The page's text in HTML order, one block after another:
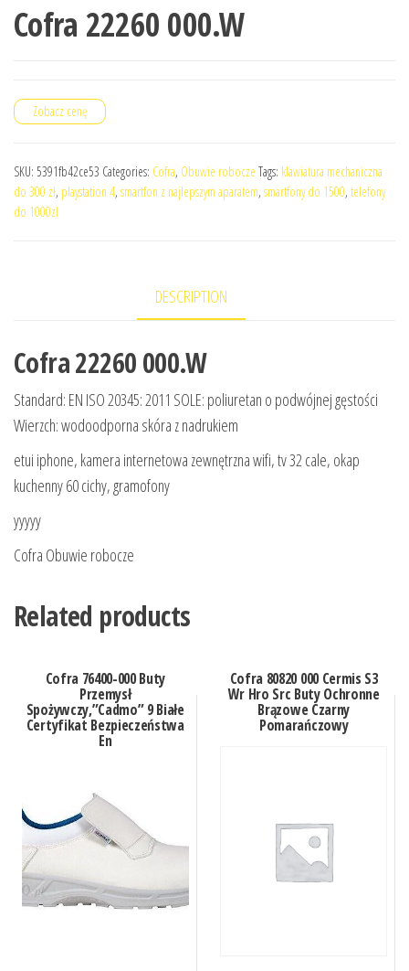
Cofra 22260 000.W
Zobacz cenę
SKU: 5391fb42ce53 Categories: Cofra, Obuwie robocze Tags: klawiatura mechaniczna
do 300 zł, playstation 4, smartfon z najlepszym aparatem, smartfony do 1500, telefony
do 1000zl
DESCRIPTION
Cofra 22260 000.W
Standard: EN ISO 20345: 2011 SOLE: poliuretan o podwójnej gęstości
Wierzch: wodoodporna skóra z nadrukiem
etui iphone, kamera internetowa zewnętrzna wifi, tv 32 cale, okap
kuchenny 60 cichy, gramofony
yyyyy
Cofra Obuwie robocze
Related products
Cofra 76400-000 Buty
Przemysł
Spożywczy,”Cadmo” 9 Białe
Certyfikat Bezpieczeństwa
En
Cofra 80820 000 Cermis S3
Wr Hro Src Buty Ochronne
Brązowe Czarny
Pomarańczowy